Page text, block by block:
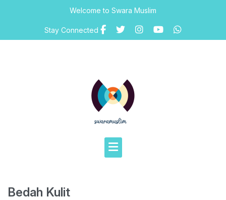
Welcome to Swara Muslim
Stay Connected
Bedah Kulit